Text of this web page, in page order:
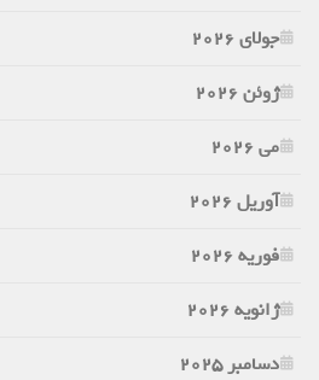
جولای 2026
ژوئن 2026
می 2026
آوریل 2026
فوریه 2026
ژانویه 2026
دسامبر 2025